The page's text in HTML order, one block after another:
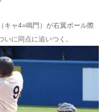
キャ4=鳴門）が右翼ポール際
に同点に追いつく。